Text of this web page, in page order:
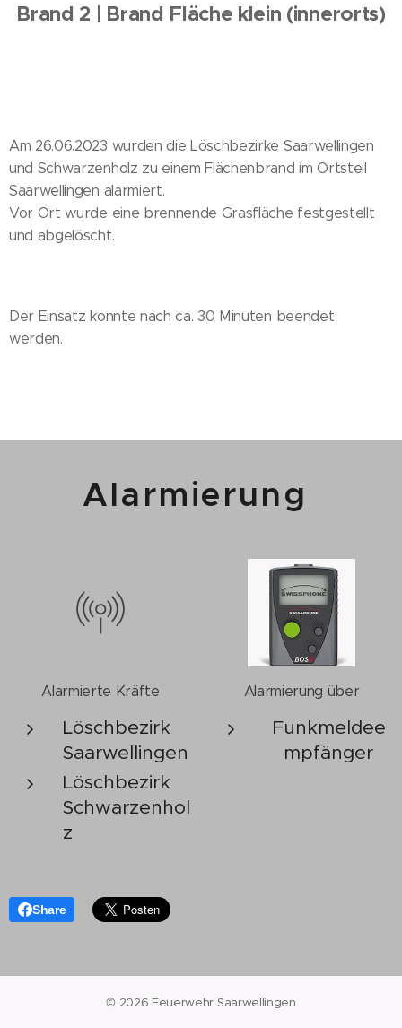
Brand 2 | Brand Fläche klein (innerorts)
Am 26.06.2023 wurden die Löschbezirke Saarwellingen
und Schwarzenholz zu einem Flächenbrand im Ortsteil
Saarwellingen alarmiert.
Vor Ort wurde eine brennende Grasfläche festgestellt
und abgelöscht.
Der Einsatz konnte nach ca. 30 Minuten beendet
werden.
Alarmierung
Alarmierte Kräfte
Löschbezirk
Saarwellingen
Löschbezirk
Schwarzenhol
z
Alarmierung über
Funkmeldee
mpfänger
Share
© 2026 Feuerwehr Saarwellingen